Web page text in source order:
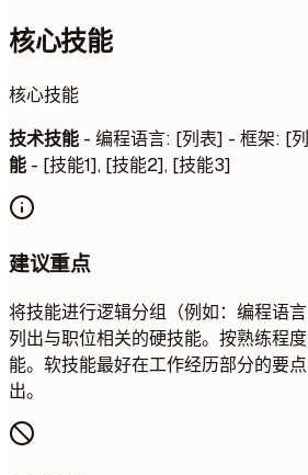
核心技能
核心技能
技术技能 - 编程语言: [列表] - 框架: [
能 - [技能1], [技能2], [技能3]
建议重点
将技能进行逻辑分组（例如：编程语
列出与职位相关的硬技能。按熟练程
能。软技能最好在工作经历部分的要
出。